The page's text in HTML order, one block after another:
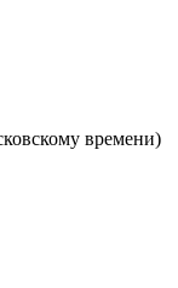
времени)